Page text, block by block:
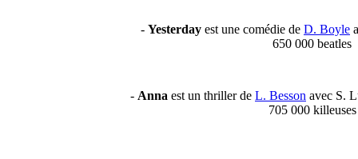
- Yesterday est une comédie de D. Boyle
650 000 beatles
- Anna est un thriller de L. Besson avec S.
705 000 killeuses